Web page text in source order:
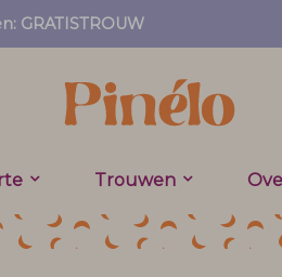
GRATISTROUW
Trouwen